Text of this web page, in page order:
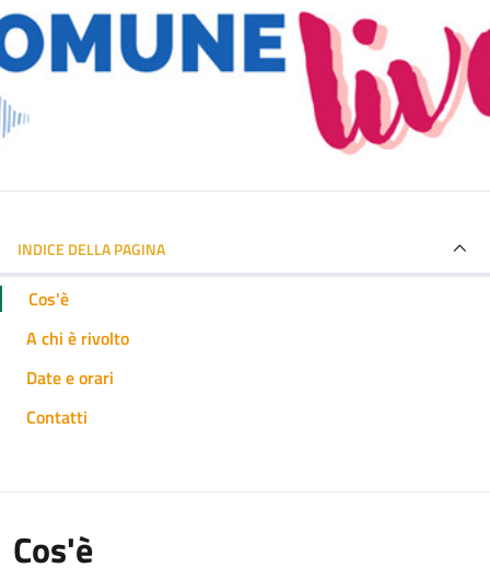
INDICE DELLA PAGINA
Cos'è
A chi è rivolto
Date e orari
Contatti
Cos'è